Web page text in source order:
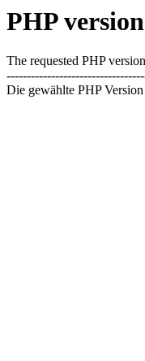
PHP
The requested PHP
Die gewählte PHP